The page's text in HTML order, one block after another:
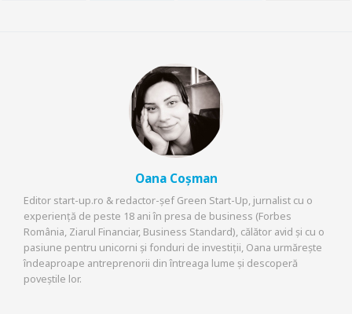
Oana Coșman
Editor start-up.ro & redactor-șef Green Start-Up, jurnalist cu o
experiență de peste 18 ani în presa de business (Forbes
România, Ziarul Financiar, Business Standard), călător avid și cu o
pasiune pentru unicorni și fonduri de investiții, Oana urmărește
îndeaproape antreprenorii din întreaga lume și descoperă
poveștile lor.